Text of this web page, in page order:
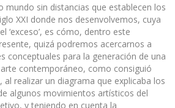
mundo sin distancias que establecen los
XXI donde nos desenvolvemos, cuya
‘exceso’, es cómo, dentro este
quizá podremos acercarnos a
conceptuales para la generación de una
contemporáneo, como consiguió
al realizar un diagrama que explicaba los
algunos movimientos artísticos del
y teniendo en cuenta la